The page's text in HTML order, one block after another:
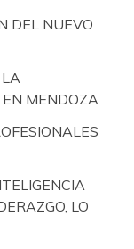
DEL NUEVO
LA
MENDOZA
LO